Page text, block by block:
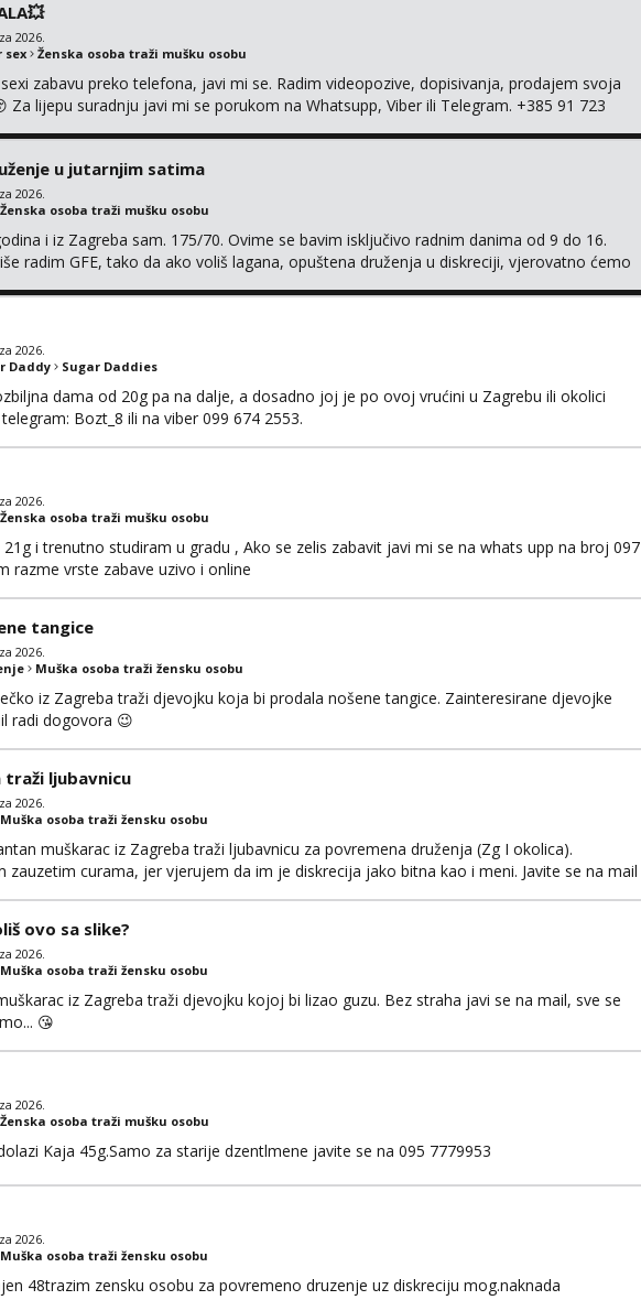
2026.
sex Ženska osoba traži mušku osobu
zabavu preko telefona, javi mi se. Radim videopozive, dopisivanja, prodajem svoja
Za lijepu suradnju javi mi se porukom na Whatsupp, Viber ili Telegram. +385 91 723
u jutarnjim satima
2026.
Ženska osoba traži mušku osobu
i iz Zagreba sam. 175/70. Ovime se bavim isključivo radnim danima od 9 do 16.
radim GFE, tako da ako voliš lagana, opuštena druženja u diskreciji, vjerovatno ćemo
2026.
Daddy Sugar Daddies
dama od 20g pa na dalje, a dosadno joj je po ovoj vrućini u Zagrebu ili okolici
Bozt_8 ili na viber 099 674 2553.
2026.
Ženska osoba traži mušku osobu
i trenutno studiram u gradu , Ako se zelis zabavit javi mi se na whats upp na broj 097
razme vrste zabave uzivo i online
tangice
2026.
Muška osoba traži žensku osobu
iz Zagreba traži djevojku koja bi prodala nošene tangice. Zainteresirane djevojke
radi dogovora 😉
traži ljubavnicu
2026.
Muška osoba traži žensku osobu
muškarac iz Zagreba traži ljubavnicu za povremena druženja (Zg I okolica).
zauzetim curama, jer vjerujem da im je diskrecija jako bitna kao i meni. Javite se na mail
ovo sa slike?
2026.
Muška osoba traži žensku osobu
iz Zagreba traži djevojku kojoj bi lizao guzu. Bez straha javi se na mail, sve se
😘
2026.
Ženska osoba traži mušku osobu
Kaja 45g.Samo za starije dzentlmene javite se na 095 7779953
2026.
Muška osoba traži žensku osobu
48trazim zensku osobu za povremeno druzenje uz diskreciju mog.naknada